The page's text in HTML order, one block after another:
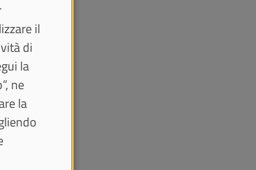
il
di
la
ne
la